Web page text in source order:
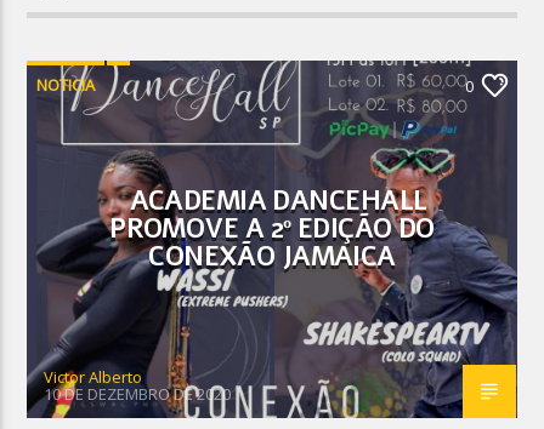
NOTICIA 0
ACADEMIA DANCEHALL
PROMOVE A 2º EDIÇÃO DO
CONEXÃO JAMAICA
Victor Alberto
10 DE DEZEMBRO DE 2020